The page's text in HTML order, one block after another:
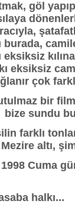
göl
burada,
eksiksiz
çok
bir
bize sundu
farklı
altı,
Cuma
halkı...